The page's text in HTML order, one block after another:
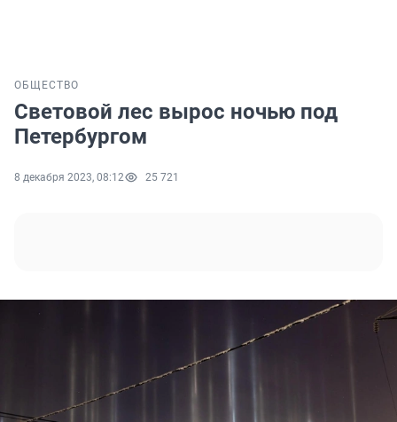
ОБЩЕСТВО
Световой лес вырос ночью под
Петербургом
8 декабря 2023, 08:12 25 721